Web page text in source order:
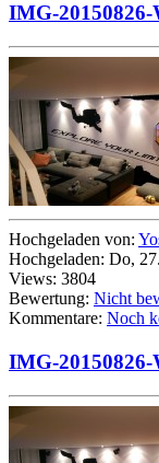
IMG-20150826-
Hochgeladen von:
Hochgeladen: Do,
Views: 3804
Bewertung: Nicht
Kommentare: Noch
IMG-20150826-